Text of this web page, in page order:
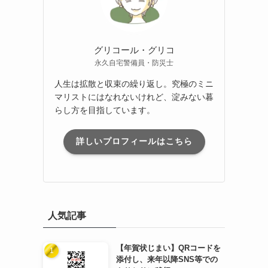
グリコール・グリコ
永久自宅警備員・防災士
人生は拡散と収束の繰り返し。究極のミニ
マリストにはなれないけれど、淀みない暮
らし方を目指しています。
詳しいプロフィールはこちら
人気記事
【年賀状じまい】QRコードを
添付し、来年以降SNS等での